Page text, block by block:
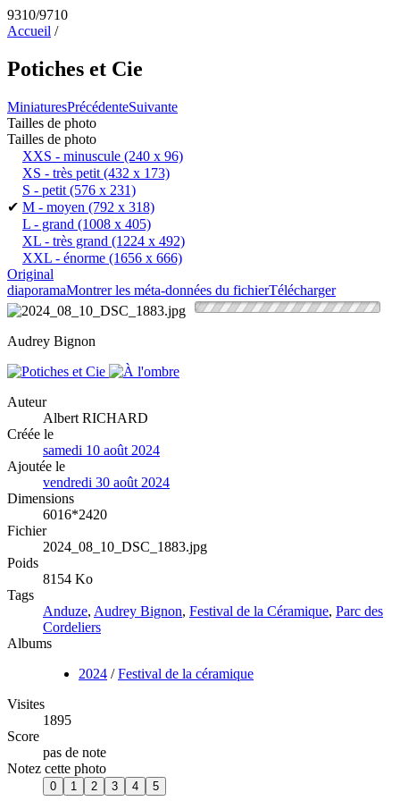
9310/9710
Accueil /
Potiches et Cie
MiniaturesPrécédenteSuivante
Tailles de photo
Tailles de photo
XXS - minuscule (240 x 96)
XS - très petit (432 x 173)
S - petit (576 x 231)
✔ M - moyen (792 x 318)
L - grand (1008 x 405)
XL - très grand (1224 x 492)
XXL - énorme (1656 x 666)
Original
diaporamaMontrer les méta-données du fichierTélécharger
Audrey Bignon
Auteur
Albert RICHARD
Créée le
samedi 10 août 2024
Ajoutée le
vendredi 30 août 2024
Dimensions
6016*2420
Fichier
2024_08_10_DSC_1883.jpg
Poids
8154 Ko
Tags
Anduze, Audrey Bignon, Festival de la Céramique, Parc des
Cordeliers
Albums
2024 /Festival de la céramique
Visites
1895
Score
pas de note
Notez cette photo